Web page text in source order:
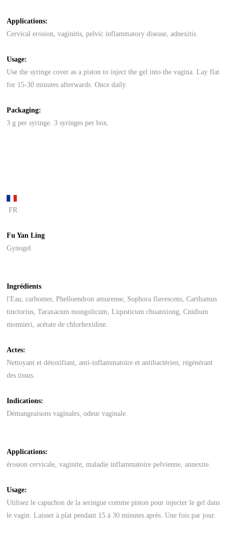
Applications:
Cervical erosion, vaginitis, pelvic inflammatory disease, adnexitis.
Usage:
Use the syringe cover as a piston to inject the gel into the vagina. Lay flat
for 15-30 minutes afterwards. Once daily.
Packaging:
3 g per syringe. 3 syringes per box.
FR
Fu Yan Ling
Gynogel
Ingrédients:
l'Eau, carbomer, Phelloendron amurense, Sophora flavescens, Carthamus
tinctorius, Taraxacum mongolicum, Liqusticum chuanxiong, Cnidium
monnieri, acétate de chlorhexidine.
Actes:
Nettoyant et détoxifiant, anti-inflammatoire et antibactérien, régénérant
des tissus.
Indications:
Démangeaisons vaginales, odeur vaginale.
Applications:
érosion cervicale, vaginite, maladie inflammatoire pelvienne, annexite.
Usage:
Utilisez le capuchon de la seringue comme piston pour injecter le gel dans
le vagin. Laisser à plat pendant 15 à 30 minutes après. Une fois par jour.